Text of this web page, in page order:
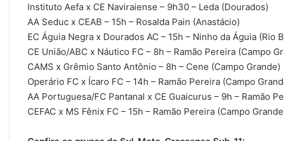
Instituto Aefa x CE Naviraiense – 9h30 – Leda (Dourados)
AA Seduc x CEAB – 15h – Rosalda Pain (Anastácio)
EC Águia Negra x Dourados AC – 15h – Ninho da Águia (Rio
CE União/ABC x Náutico FC – 8h – Ramão Pereira (Campo
CAMS x Grêmio Santo Antônio – 8h – Cene (Campo Grande)
Operário FC x Ícaro FC – 14h – Ramão Pereira (Campo
AA Portuguesa/FC Pantanal x CE Guaicurus – 9h – Ramão
CEFAC x MS Fênix FC – 15h – Ramão Pereira (Campo